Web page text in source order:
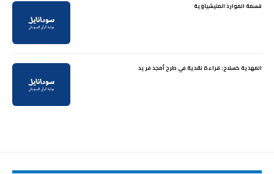
قسمة الموارد المليشياوية
المهدية كسلاح: قراءة نقدية في طرح أمجد فريد